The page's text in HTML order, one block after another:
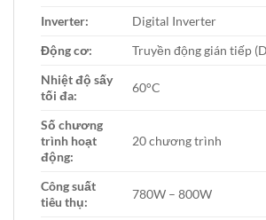
Inverter:
Digital Inverter
Động cơ:
Truyền động gián tiếp
Nhiệt độ sấy
tối đa:
60°C
Số chương
trình hoạt
động:
20 chương trình
Công suất
tiêu thụ:
780W – 800W